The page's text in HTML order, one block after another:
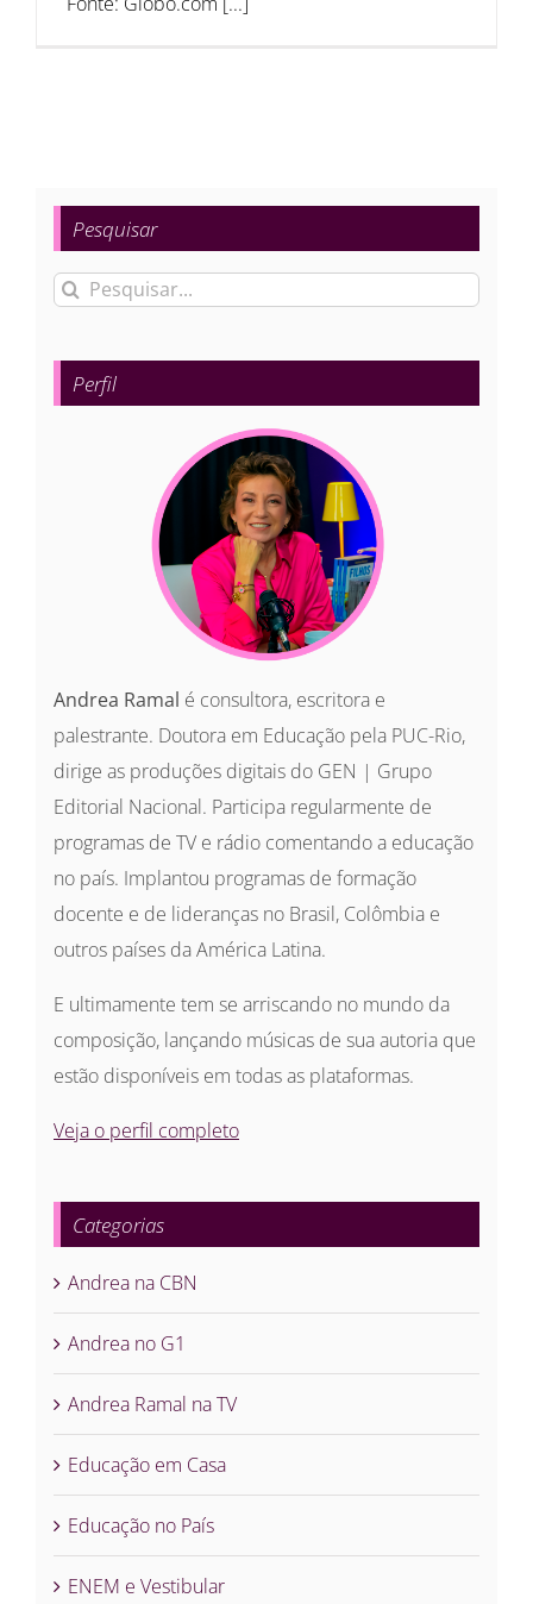
Pesquisar
Buscar
para:
Perfil
Andrea Ramal é consultora, escritora e
palestrante. Doutora em Educação pela PUC-Rio,
dirige as produções digitais do GEN | Grupo
Editorial Nacional. Participa regularmente de
programas de TV e rádio comentando a educação
no país. Implantou programas de formação
docente e de lideranças no Brasil, Colômbia e
outros países da América Latina.
E ultimamente tem se arriscando no mundo da
composição, lançando músicas de sua autoria que
estão disponíveis em todas as plataformas.
Veja o perfil completo
Categorias
Andrea na CBN
Andrea no G1
Andrea Ramal na TV
Educação em Casa
Educação no País
ENEM e Vestibular